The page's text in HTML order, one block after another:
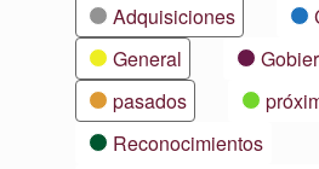
Adquisiciones
General
pasados
Reconocimientos